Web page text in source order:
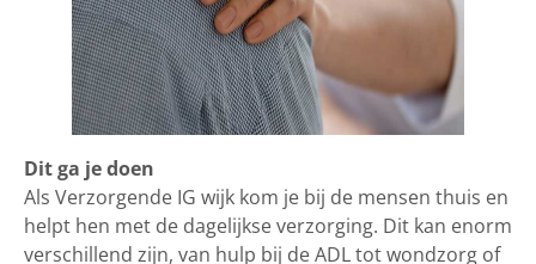
Dit ga je doen
Als Verzorgende IG wijk kom je bij de mensen thuis en
helpt hen met de dagelijkse verzorging. Dit kan enorm
verschillend zijn, van hulp bij de ADL tot wondzorg of